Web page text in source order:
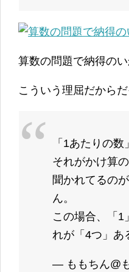
算数の問題で納得のい
こういう理屈だからだ
「1あたりの
それがかけ算の
聞かれてるの
ん。
この場合、「1
れが「4つ」あ
— ももちん@